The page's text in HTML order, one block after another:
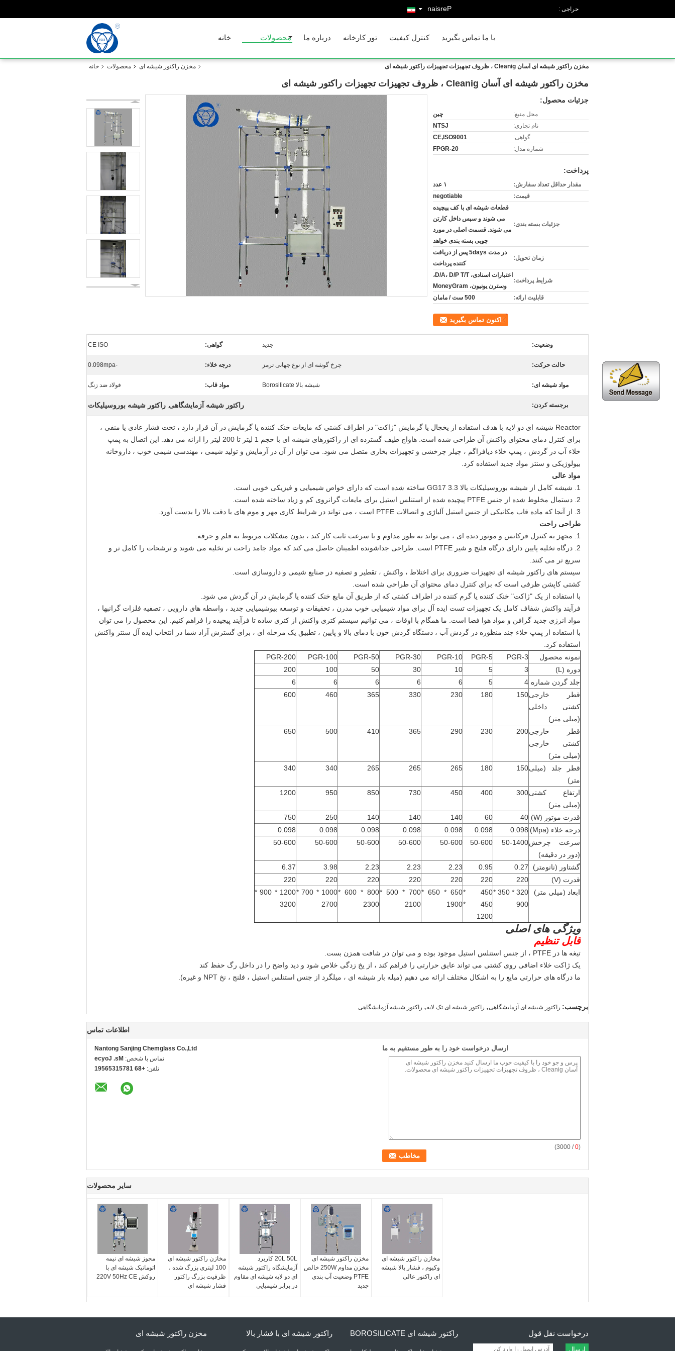
حراجی : Persian
خانه محصولات درباره ما تور کارخانه کنترل کیفیت با ما تماس بگیرید
خانه محصولات مخزن راکتور شیشه ای مخزن راکتور شیشه ای آسان Cleanig ، ظروف تجهیزات تجهیزات راکتور شیشه ای
مخزن راکتور شیشه ای آسان Cleanig ، ظروف تجهیزات تجهیزات راکتور شیشه ای
جزئیات محصول:
محل منبع:
چين
نام تجاری:
NTSJ
گواهی:
CE,ISO9001
شماره مدل:
FPGR-20
پرداخت:
مقدار حداقل تعداد سفارش:
۱ عدد
قیمت:
negotiable
جزئیات بسته بندی:
قطعات شیشه ای با کف پیچیده
می شوند و سپس داخل کارتن
می شوند. قسمت اصلی در مورد
چوبی بسته بندی خواهد
زمان تحویل:
در مدت 5days پس از دریافت
کننده پرداخت
شرایط پرداخت:
اعتبارات اسنادی، D/A، D/P T/T،
وسترن یونیون، MoneyGram
قابلیت ارائه:
500 ست / مامان
اکنون تماس بگیرید
وضعیت: جدید گواهی: CE ISO
حالت حرکت: چرخ گوشه ای از نوع جهانی ترمز درجه خلاء: -0.098mpa
مواد شیشه ای: شیشه بالا Borosilicate مواد قاب: فولاد ضد زنگ
برجسته کردن: راکتور شیشه آزمایشگاهی, راکتور شیشه بوروسیلیکات
Reactor شیشه ای دو لایه با هدف استفاده از یخچال یا گرمایش "ژاکت" در اطراف کشتی که مایعات خنک کننده یا گرمایش در آن قرار دارد ، تحت فشار عادی یا منفی ،
برای کنترل دمای محتوای واکنش آن طراحی شده است. هاواچ طیف گسترده ای از راکتورهای شیشه ای با حجم 1 لیتر تا 200 لیتر را ارائه می دهد.
این اتصال به پمپ
خلاء آب در گردش ، پمپ خلاء دیافراگم ، چیلر چرخشی و تجهیزات بخاری متصل می شود.
می توان از آن در آزمایش و تولید شیمی ، مهندسی شیمی خوب ، داروخانه
بیولوژیکی و سنتز مواد جدید استفاده کرد.
مواد عالی
1. شیشه کامل از شیشه بوروسیلیکات بالا GG17 3.3 ساخته شده است که دارای خواص شیمیایی و فیزیکی خوبی است.
2. دستمال مخلوط شده از جنس PTFE پیچیده شده از استنلس استیل برای مایعات گرانروی کم و زیاد ساخته شده است.
3. از آنجا که ماده قاب مکانیکی از جنس استیل آلیاژی و اتصالات PTFE است ، می تواند در شرایط کاری مهر و موم های با دقت بالا را بدست آورد.
طراحی راحت
1. مجهز به کنترل فرکانس و موتور دنده ای ، می تواند به طور مداوم و با سرعت ثابت کار کند ، بدون مشکلات مربوط به قلم و جرقه.
2. درگاه تخلیه پایین دارای درگاه فلنج و شیر PTFE است.
طراحی جداشونده اطمینان حاصل می کند که مواد جامد راحت تر تخلیه می شوند و ترشحات را کامل تر و
سریع تر می کنند.
سیستم های راکتور شیشه ای تجهیزات ضروری برای اختلاط ، واکنش ، تقطیر و تصفیه در صنایع شیمی و داروسازی است.
کشتی کاپشن ظرفی است که برای کنترل دمای محتوای آن طراحی شده است.
با استفاده از یک "ژاکت" خنک کننده یا گرم کننده در اطراف کشتی که از طریق آن مایع خنک کننده یا گرمایش در آن گردش می شود.
فرآیند واکنش شفاف کامل یک تجهیزات تست ایده آل برای مواد شیمیایی خوب مدرن ، تحقیقات و توسعه بیوشیمیایی جدید ، واسطه های دارویی ، تصفیه فلزات گرانبها ،
مواد انرژی جدید گرافن و مواد هوا فضا است. ما همگام با اوقات ، می توانیم سیستم کتری واکنش از کتری ساده تا فرآیند پیچیده را فراهم کنیم. این محصول را می توان
با استفاده از پمپ خلاء چند منظوره در گردش آب ، دستگاه گردش خون با دمای بالا و پایین ، تطبیق یک مرحله ای ، برای گسترش آزاد شما در انتخاب ایده آل سنتز واکنش
استفاده کرد.
نمونه محصول
PGR-3
PGR-5
PGR-10
PGR-30
PGR-50
PGR-100
PGR-200
دوره (L)
3
5
10
30
50
100
200
جلد گردن شماره 4
5
6
6
6
6
6
قطر خارجی
کشتی داخلی
(میلی متر)
150
180
230
330
365
460
600
قطر خارجی
کشتی خارجی
(میلی متر)
200
230
290
365
410
500
650
قطر جلد (میلی
متر)
150
180
265
265
265
340
340
ارتفاع کشتی
(میلی متر)
300
400
450
730
850
950
1200
قدرت موتور (W) 40
60
140
140
140
250
750
درجه خلاء (Mpa)
0.098
0.098
0.098
0.098
0.098
0.098
0.098
سرعت چرخش
(دور در دقیقه)
50-1400
50-600
50-600
50-600
50-600
50-600
50-600
گشتاور (نانومتر) 0.27
0.95
2.23
2.23
2.23
3.98
6.37
قدرت (V)
220
220
220
220
220
220
220
ابعاد (میلی متر)
320 * 350 *
900
450 *
450 *
1200
650 * 650 *
1900
700 * 500 *
2100
800 * 600 *
2300
1000 * 700 *
2700
1200 * 900 *
3200
ویژگی های اصلی
قابل تنظیم
تیغه ها در PTFE ، از جنس استنلس استیل موجود بوده و می توان در شافت همزن بست.
یک ژاکت خلاء اضافی روی کشتی می تواند عایق حرارتی را فراهم کند ، از یخ زدگی خلاص شود و دید واضح را در داخل رگ حفظ کند
ما درگاه های حرارتی مایع را به اشکال مختلف ارائه می دهیم (میله بار شیشه ای ، میلگرد از جنس استنلس استیل ، فلنج ، نخ NPT و غیره).
برچسب: راکتور شیشه ای آزمایشگاهی, راکتور شیشه ای تک لایه, راکتور شیشه آزمایشگاهی
اطلاعات تماس
Nantong Sanjing Chemglass Co.,Ltd
تماس با شخص: Ms. Joyce
تلفن: +86 18751356591
ارسال درخواست خود را به طور مستقیم به ما
(
0
/ 3000)
سایر محصولات
مجوز شیشه ای نیمه
اتوماتیک شیشه ای با
روکش 220V 50Hz CE
مخازن راکتور شیشه ای
100 لیتری بزرگ شده ،
ظرفیت بزرگ راکتور
فشار شیشه ای
20L 50L کاربرد
آزمایشگاه راکتور شیشه
ای دو لایه شیشه ای مقاوم
در برابر شیمیایی
مخزن راکتور شیشه ای
مخزن مداوم 250W خالص
PTFE وضعیت آب بندی
جدید
مخازن راکتور شیشه ای
وکیوم ، فشار بالا شیشه
ای راکتور عالی
مخزن راکتور شیشه ای راکتور شیشه ای با فشار بالا راکتور شیشه ای BOROSILICATE درخواست نقل قول
ارسال